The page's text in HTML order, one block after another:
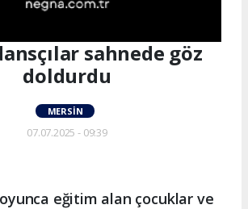
sahnede göz
doldurdu
MERSIN
07.07.2025 - 09:39
eğitim alan çocuklar ve